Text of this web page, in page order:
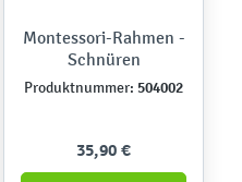
Montessori-Rahmen -
Schnüren
Produktnummer: 504002
35,90 €